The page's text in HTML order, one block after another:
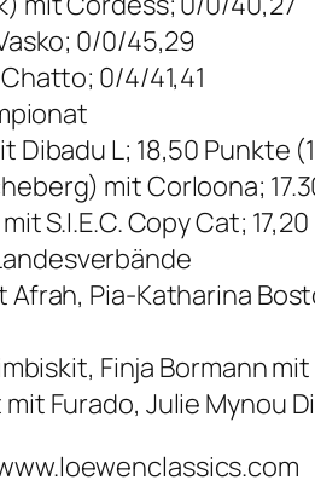
0/0/45,29
0/4/41,41
Dibadu L; 18,50 Punkte
mit Corloona;
S.I.E.C. Copy Cat;
Afrah, Pia-Katharina
Finja Bormann
Furado, Julie Mynou